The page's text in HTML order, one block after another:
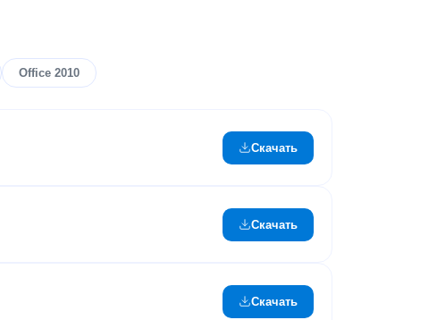
Office 2010
Скачать
Скачать
Скачать